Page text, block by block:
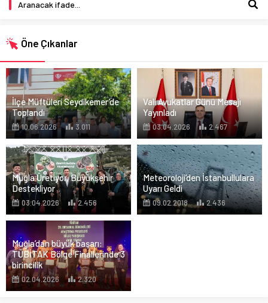
Öne Çıkanlar
İlçe Müftüleri Seydikemer’de
Toplandı
10.06.2026 3.011
Vali Avukatlar Günü Mesajı
Yayınladı
03.04.2026 2.467
Muğla Üretiyor, Büyükşehir
Destekliyor
03.04.2026 2.456
Meteoroloji’den İstanbullulara
Uyarı Geldi
09.02.2018 2.436
Muğla’dan büyük başarı:
TÜBİTAK Bölge Finallerinde 3
birincilik
02.04.2026 2.320